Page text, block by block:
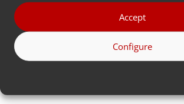
Accept
Configure
Nomor
telepon
*
Alamat
Country